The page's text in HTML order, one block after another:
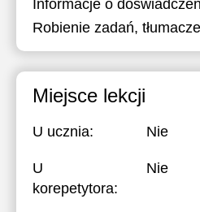
Informacje o
Robienie zadań,
Miejsce lekcji
U ucznia: Nie
U
korepetytora:
Nie